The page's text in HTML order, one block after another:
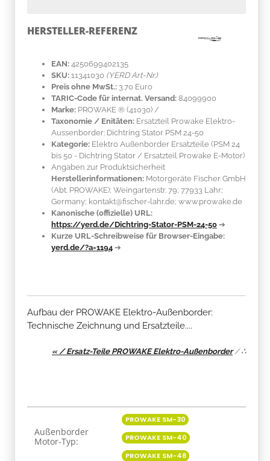
HERSTELLER-REFERENZ
EAN: 4250699402135
SKU: 11341030 (YERD Art-Nr.)
Preis ohne MwSt.: 3.70 Euro
TARIC-Code für internat. Versand: 84099900
Marke: PROWAKE ® (41030) /
Taxonomie / Enitäten: Ersatzteil Prowake Elektro-
Aussenborder: Dichtring Stator PSM 24-50
Kategorie: Elektro Außenborder Ersatzteile (PSM 24
bis 50 - Dichtring Stator / Ersatzteil Prowake E-Motor)
Angaben zur Produktsicherheit
Herstellerinformationen: Motorgeräte Fischer GmbH
(Abt. PROWAKE); Weingartenstr. 79; 77933 Lahr;
Germany; kontakt@fischer-lahr.de; www.prowake.de
Kanonische (offizielle) URL:
https://yerd.de/Dichtring-Stator-PSM-24-50 ➔
Kurze URL-Schreibweise für Browser-Eingabe:
yerd.de/?a=1194 ➔
Aufbau der PROWAKE Elektro-Außenborder:
Technische Zeichnung und Ersatzteile....
« / Ersatz-Teile PROWAKE Elektro-Außenborder/∴
Produkteigenschaft
Außenborder
Motor-Typ:
PROWAKE SM-30
PROWAKE SM-40
PROWAKE SM-48